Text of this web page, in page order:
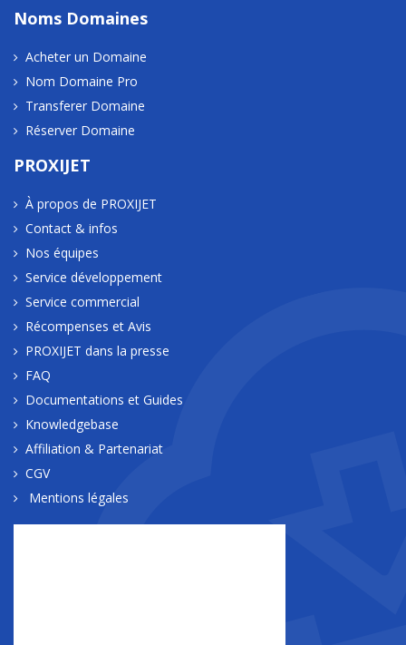
Noms Domaines
Acheter un Domaine
Nom Domaine Pro
Transferer Domaine
Réserver Domaine
PROXIJET
À propos de PROXIJET
Contact & infos
Nos équipes
Service développement
Service commercial
Récompenses et Avis
PROXIJET dans la presse
FAQ
Documentations et Guides
Knowledgebase
Affiliation & Partenariat
CGV
Mentions légales